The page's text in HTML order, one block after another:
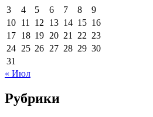
3
4 5 6 7 8
9
10 11 12 13 14 15 16
17 18 19 20 21 22 23
24 25 26 27 28 29 30
31
« Июл
Рубрики